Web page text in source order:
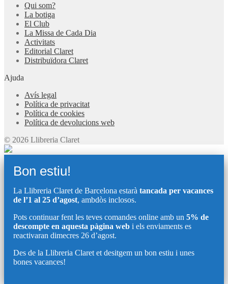
Qui som?
La botiga
El Club
La Missa de Cada Dia
Activitats
Editorial Claret
Distribuïdora Claret
Ajuda
Avís legal
Política de privacitat
Política de cookies
Política de devolucions web
© 2026 Llibreria Claret
Bon estiu!
La Llibreria Claret de Barcelona estarà tancada per vacances
de l’1 al 25 d’agost, ambdòs inclosos.
Pots continuar fent les teves comandes online amb un 5% de
descompte en aquesta pàgina web i els enviaments es
reactivaran dimecres 26 d’agost.
Des de la Llibreria Claret et desitgem un bon estiu i unes
bones vacances!